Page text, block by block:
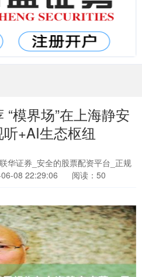
模界场”在上海静安
+AI生态枢纽
华证券_安全的股票配资平台_正规
08 22:29:06 阅读：50